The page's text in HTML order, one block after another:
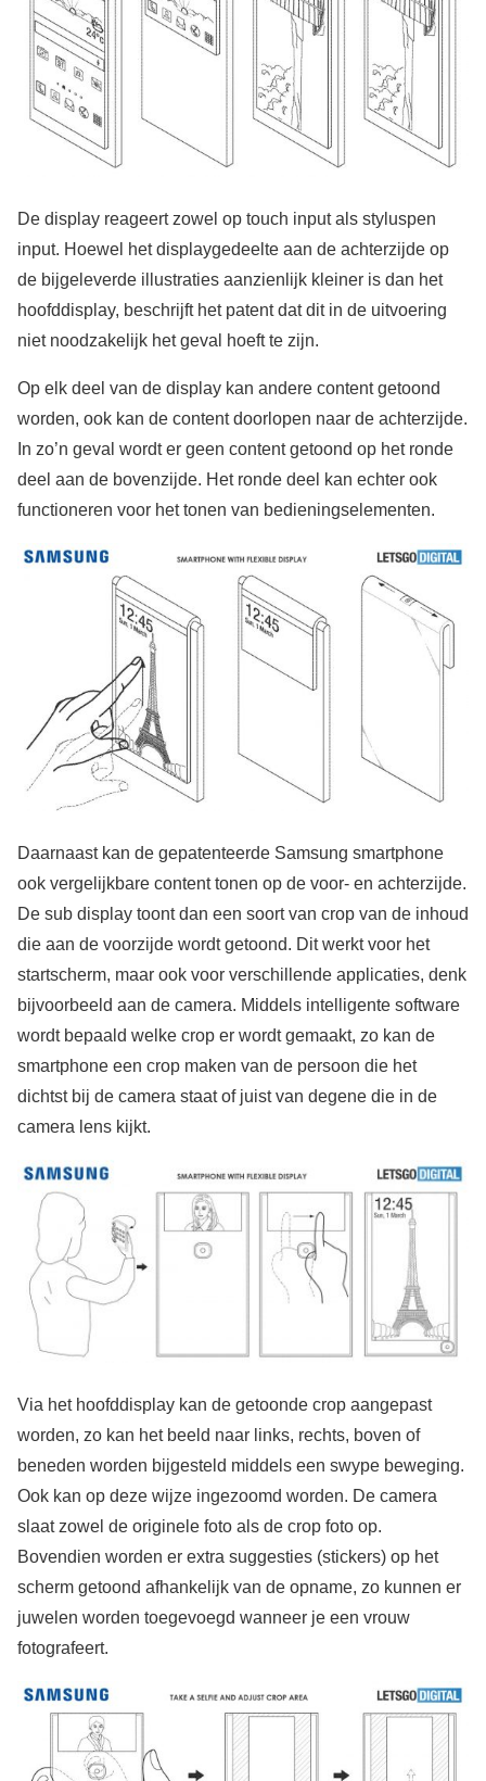
De display reageert zowel op touch input als styluspen
input. Hoewel het displaygedeelte aan de achterzijde op
de bijgeleverde illustraties aanzienlijk kleiner is dan het
hoofddisplay, beschrijft het patent dat dit in de uitvoering
niet noodzakelijk het geval hoeft te zijn.
Op elk deel van de display kan andere content getoond
worden, ook kan de content doorlopen naar de achterzijde.
In zo’n geval wordt er geen content getoond op het ronde
deel aan de bovenzijde. Het ronde deel kan echter ook
functioneren voor het tonen van bedieningselementen.
Daarnaast kan de gepatenteerde Samsung smartphone
ook vergelijkbare content tonen op de voor- en achterzijde.
De sub display toont dan een soort van crop van de inhoud
die aan de voorzijde wordt getoond. Dit werkt voor het
startscherm, maar ook voor verschillende applicaties, denk
bijvoorbeeld aan de camera. Middels intelligente software
wordt bepaald welke crop er wordt gemaakt, zo kan de
smartphone een crop maken van de persoon die het
dichtst bij de camera staat of juist van degene die in de
camera lens kijkt.
Via het hoofddisplay kan de getoonde crop aangepast
worden, zo kan het beeld naar links, rechts, boven of
beneden worden bijgesteld middels een swype beweging.
Ook kan op deze wijze ingezoomd worden. De camera
slaat zowel de originele foto als de crop foto op.
Bovendien worden er extra suggesties (stickers) op het
scherm getoond afhankelijk van de opname, zo kunnen er
juwelen worden toegevoegd wanneer je een vrouw
fotografeert.